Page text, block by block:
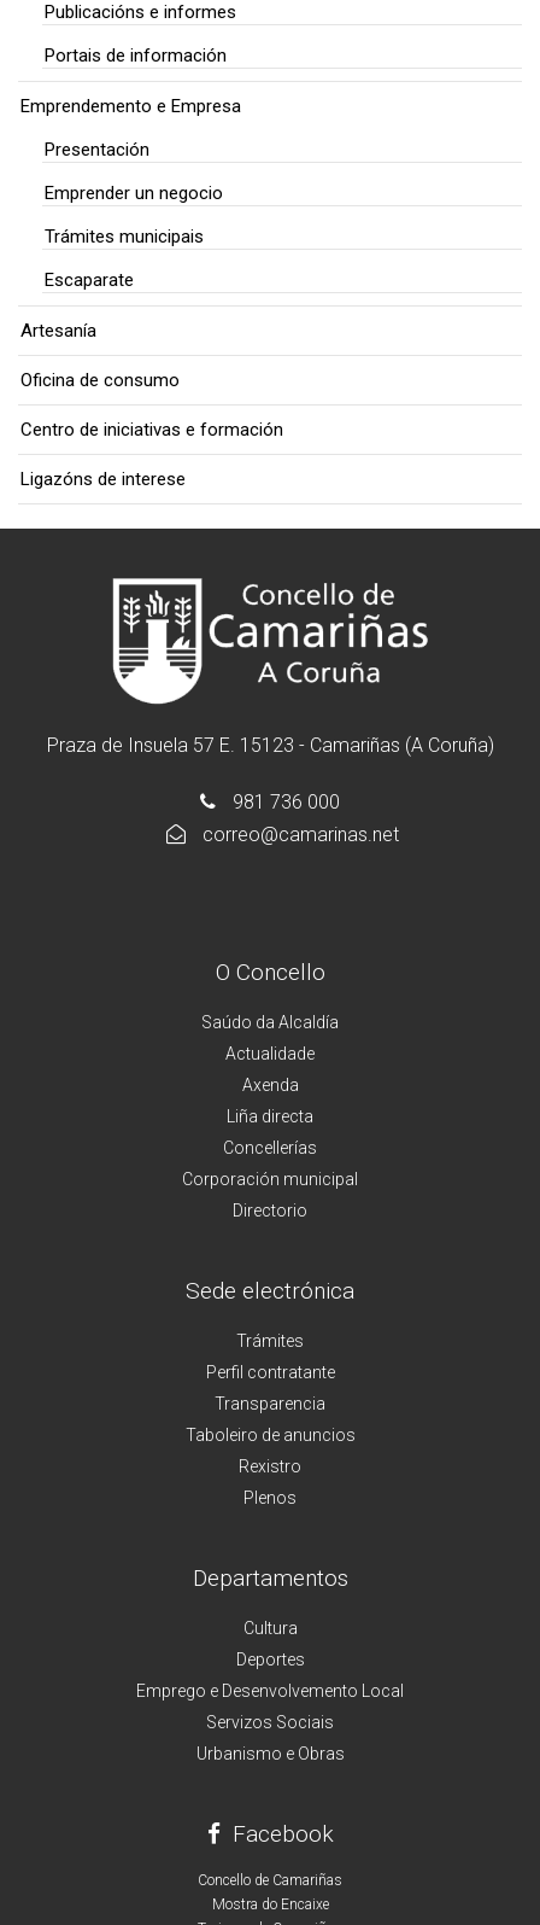
Publicacións e informes
Portais de información
Emprendemento e Empresa
Presentación
Emprender un negocio
Trámites municipais
Escaparate
Artesanía
Oficina de consumo
Centro de iniciativas e formación
Ligazóns de interese
Praza de Insuela 57 E. 15123 - Camariñas (A Coruña)
981 736 000
correo@camarinas.net
O Concello
Saúdo da Alcaldía
Actualidade
Axenda
Liña directa
Concellerías
Corporación municipal
Directorio
Sede electrónica
Trámites
Perfil contratante
Transparencia
Taboleiro de anuncios
Rexistro
Plenos
Departamentos
Cultura
Deportes
Emprego e Desenvolvemento Local
Servizos Sociais
Urbanismo e Obras
Facebook
Concello de Camariñas
Mostra do Encaixe